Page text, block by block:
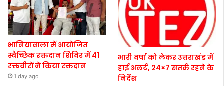
भानियावाला में आयोजित
स्वैच्छिक रक्तदान शिविर में 41
रक्तवीरों ने किया रक्तदान
1 day ago
भारी वर्षा को लेकर उत्तराखंड में
हाई अलर्ट, 24×7 सतर्क रहने के
निर्देश